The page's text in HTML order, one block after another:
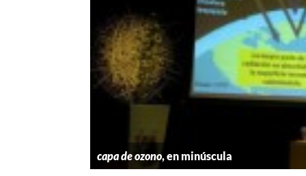
capa de ozono, en minúscula